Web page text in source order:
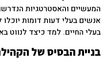
המעשיים והאסטרטגיות
אנשים בעלי דעות דומות
בעלי החיים. למד כיצד לנווט
בניית הבסיס של